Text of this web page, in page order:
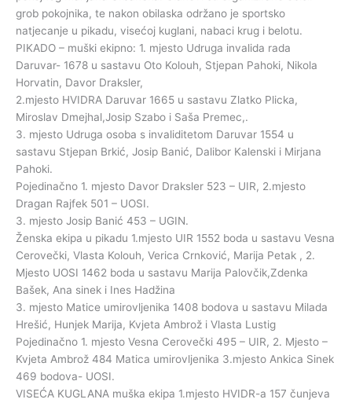
grob pokojnika, te nakon obilaska održano je sportsko
natjecanje u pikadu, visećoj kuglani, nabaci krug i belotu.
PIKADO – muški ekipno: 1. mjesto Udruga invalida rada
Daruvar- 1678 u sastavu Oto Kolouh, Stjepan Pahoki, Nikola
Horvatin, Davor Draksler,
2.mjesto HVIDRA Daruvar 1665 u sastavu Zlatko Plicka,
Miroslav Dmejhal,Josip Szabo i Saša Premec,.
3. mjesto Udruga osoba s invaliditetom Daruvar 1554 u
sastavu Stjepan Brkić, Josip Banić, Dalibor Kalenski i Mirjana
Pahoki.
Pojedinačno 1. mjesto Davor Draksler 523 – UIR, 2.mjesto
Dragan Rajfek 501 – UOSI.
3. mjesto Josip Banić 453 – UGIN.
Ženska ekipa u pikadu 1.mjesto UIR 1552 boda u sastavu Vesna
Cerovečki, Vlasta Kolouh, Verica Crnković, Marija Petak , 2.
Mjesto UOSI 1462 boda u sastavu Marija Palovčik,Zdenka
Bašek, Ana sinek i Ines Hadžina
3. mjesto Matice umirovljenika 1408 bodova u sastavu Milada
Hrešić, Hunjek Marija, Kvjeta Ambrož i Vlasta Lustig
Pojedinačno 1. mjesto Vesna Cerovečki 495 – UIR, 2. Mjesto –
Kvjeta Ambrož 484 Matica umirovljenika 3.mjesto Ankica Sinek
469 bodova- UOSI.
VISEĆA KUGLANA muška ekipa 1.mjesto HVIDR-a 157 čunjeva